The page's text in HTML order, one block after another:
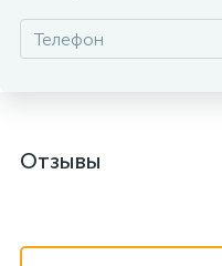
Отзывы